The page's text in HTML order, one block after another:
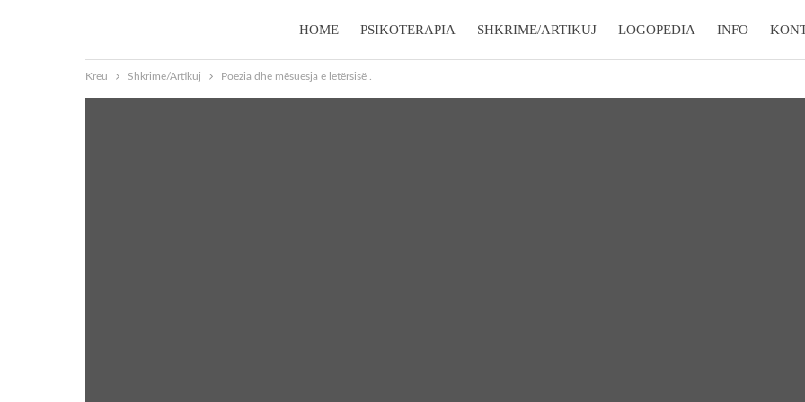
HOME PSIKOTERAPIA SHKRIME/ARTIKUJ LOGOPEDIA INFO
Kreu Shkrime/Artikuj Poezia dhe mësuesja e letërsisë .